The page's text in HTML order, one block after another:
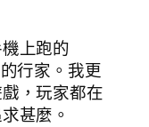
上跑的
行家。我更
，玩家都在
甚麼。